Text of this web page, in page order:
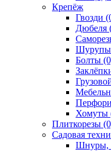
Крепёж
Гвозди
Дюбеля
Шурупы
Болты
Хомуты
Плиткорезы
Садовая
Шнуры,